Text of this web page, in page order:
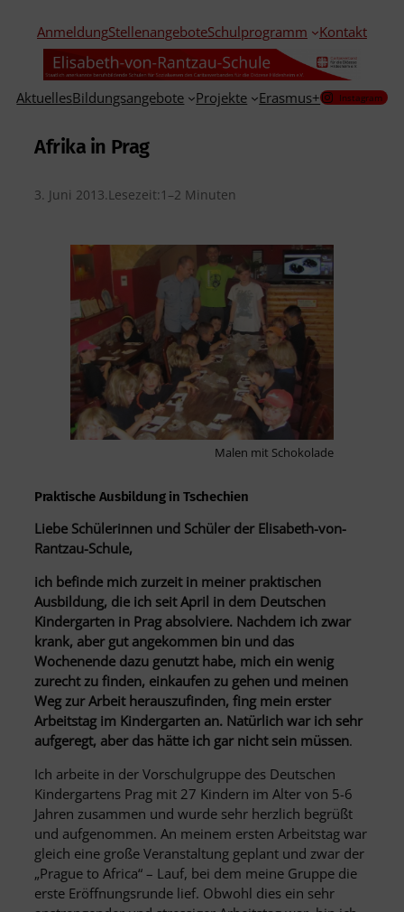
AnmeldungStellenangeboteSchulprogramm Kontakt
AktuellesBildungsangebote Projekte Erasmus+ Instagram
Afrika in Prag
3. Juni 2013.Lesezeit: 1–2 Minuten
Malen mit Schokolade
Praktische Ausbildung in Tschechien
Liebe Schülerinnen und Schüler der Elisabeth-von-
Rantzau-Schule,
ich befinde mich zurzeit in meiner praktischen
Ausbildung, die ich seit April in dem Deutschen
Kindergarten in Prag absolviere. Nachdem ich zwar
krank, aber gut angekommen bin und das
Wochenende dazu genutzt habe, mich ein wenig
zurecht zu finden, einkaufen zu gehen und meinen
Weg zur Arbeit herauszufinden, fing mein erster
Arbeitstag im Kindergarten an. Natürlich war ich sehr
aufgeregt, aber das hätte ich gar nicht sein müssen.
Ich arbeite in der Vorschulgruppe des Deutschen
Kindergartens Prag mit 27 Kindern im Alter von 5-6
Jahren zusammen und wurde sehr herzlich begrüßt
und aufgenommen. An meinem ersten Arbeitstag war
gleich eine große Veranstaltung geplant und zwar der
„Prague to Africa“ – Lauf, bei dem meine Gruppe die
erste Eröffnungsrunde lief. Obwohl dies ein sehr